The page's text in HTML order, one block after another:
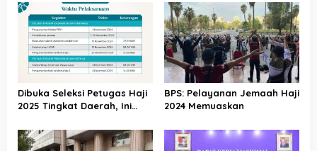
Dibuka Seleksi Petugas Haji
2025 Tingkat Daerah, Ini
Tahapannya
BPS: Pelayanan Jemaah Haji
2024 Memuaskan